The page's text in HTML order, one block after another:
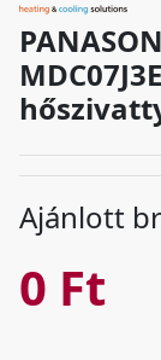
Ajánlott
0 Ft